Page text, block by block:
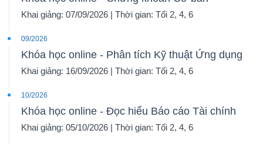
Khai giảng: 07/09/2026 | Thời gian: Tối 2, 4, 6
09/2026
Khóa học online - Phân tích Kỹ thuật Ứng dụng
Khai giảng: 16/09/2026 | Thời gian: Tối 2, 4, 6
10/2026
Khóa học online - Đọc hiểu Báo cáo Tài chính
Khai giảng: 05/10/2026 | Thời gian: Tối 2, 4, 6
Công